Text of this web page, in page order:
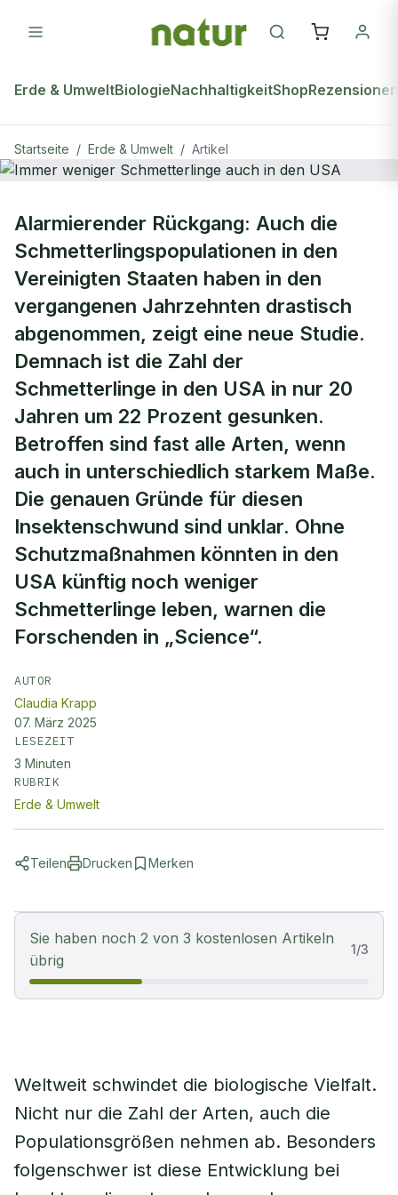
Erde & UmweltBiologieNachhaltigkeitShopRezensionen
Startseite / Erde & Umwelt / Artikel
natur Plus ERDE & UMWELT
Immer weniger Schmetterlinge auch
in den USA
Alarmierender Rückgang: Auch die
Schmetterlingspopulationen in den
Vereinigten Staaten haben in den
vergangenen Jahrzehnten drastisch
abgenommen, zeigt eine neue Studie.
Demnach ist die Zahl der
Schmetterlinge in den USA in nur 20
Jahren um 22 Prozent gesunken.
Betroffen sind fast alle Arten, wenn
auch in unterschiedlich starkem Maße.
Die genauen Gründe für diesen
Insektenschwund sind unklar. Ohne
Schutzmaßnahmen könnten in den
USA künftig noch weniger
Schmetterlinge leben, warnen die
Forschenden in „Science“.
AUTOR
Claudia Krapp
07. März 2025
LESEZEIT
3 Minuten
RUBRIK
Erde & Umwelt
Teilen Drucken Merken
Sie haben noch 2 von 3 kostenlosen Artikeln
übrig
1/3
Weltweit schwindet die biologische Vielfalt.
Nicht nur die Zahl der Arten, auch die
Populationsgrößen nehmen ab. Besonders
folgenschwer ist diese Entwicklung bei